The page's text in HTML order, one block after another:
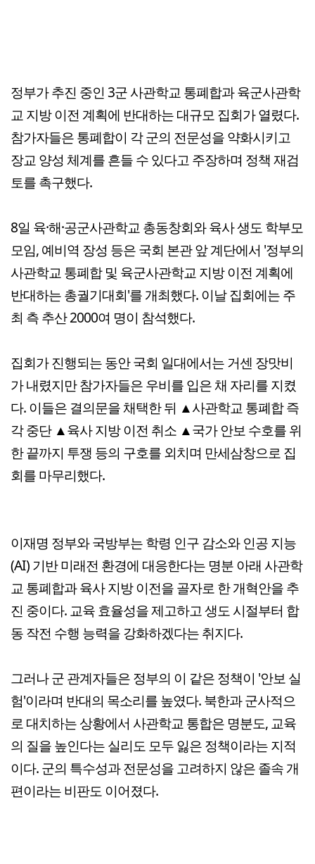
정부가 추진 중인 3군 사관학교 통폐합과 육군사관학
교 지방 이전 계획에 반대하는 대규모 집회가 열렸다.
참가자들은 통폐합이 각 군의 전문성을 약화시키고
장교 양성 체계를 흔들 수 있다고 주장하며 정책 재검
토를 촉구했다.
8일 육·해·공군사관학교 총동창회와 육사 생도 학부모
모임, 예비역 장성 등은 국회 본관 앞 계단에서 '정부의
사관학교 통폐합 및 육군사관학교 지방 이전 계획에
반대하는 총궐기대회'를 개최했다. 이날 집회에는 주
최 측 추산 2000여 명이 참석했다.
집회가 진행되는 동안 국회 일대에서는 거센 장맛비
가 내렸지만 참가자들은 우비를 입은 채 자리를 지켰
다. 이들은 결의문을 채택한 뒤 ▲사관학교 통폐합 즉
각 중단 ▲육사 지방 이전 취소 ▲국가 안보 수호를 위
한 끝까지 투쟁 등의 구호를 외치며 만세삼창으로 집
회를 마무리했다.
이재명 정부와 국방부는 학령 인구 감소와 인공 지능
(AI) 기반 미래전 환경에 대응한다는 명분 아래 사관학
교 통폐합과 육사 지방 이전을 골자로 한 개혁안을 추
진 중이다. 교육 효율성을 제고하고 생도 시절부터 합
동 작전 수행 능력을 강화하겠다는 취지다.
그러나 군 관계자들은 정부의 이 같은 정책이 '안보 실
험'이라며 반대의 목소리를 높였다. 북한과 군사적으
로 대치하는 상황에서 사관학교 통합은 명분도, 교육
의 질을 높인다는 실리도 모두 잃은 정책이라는 지적
이다. 군의 특수성과 전문성을 고려하지 않은 졸속 개
편이라는 비판도 이어졌다.